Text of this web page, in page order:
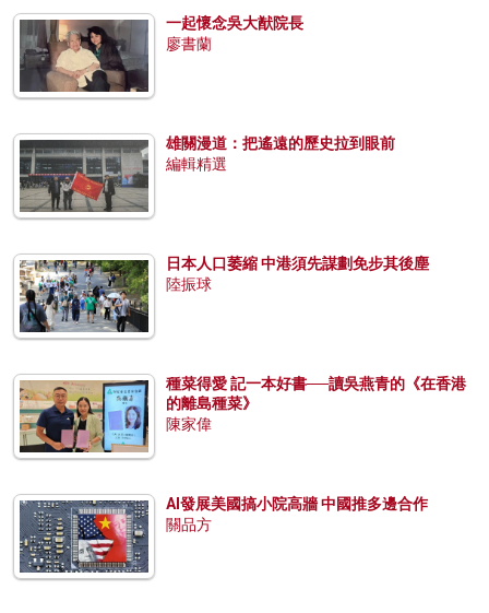
一起懷念吳大猷院長
廖書蘭
雄關漫道：把遙遠的歷史拉到眼前
編輯精選
日本人口萎縮 中港須先謀劃免步其後塵
陸振球
種菜得愛 記一本好書──讀吳燕青的《在香港
的離島種菜》
陳家偉
AI發展美國搞小院高牆 中國推多邊合作
關品方